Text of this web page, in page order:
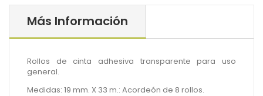
Más Información
Rollos de cinta adhesiva transparente para uso
general.
Medidas: 19 mm. X 33 m.: Acordeón de 8 rollos.